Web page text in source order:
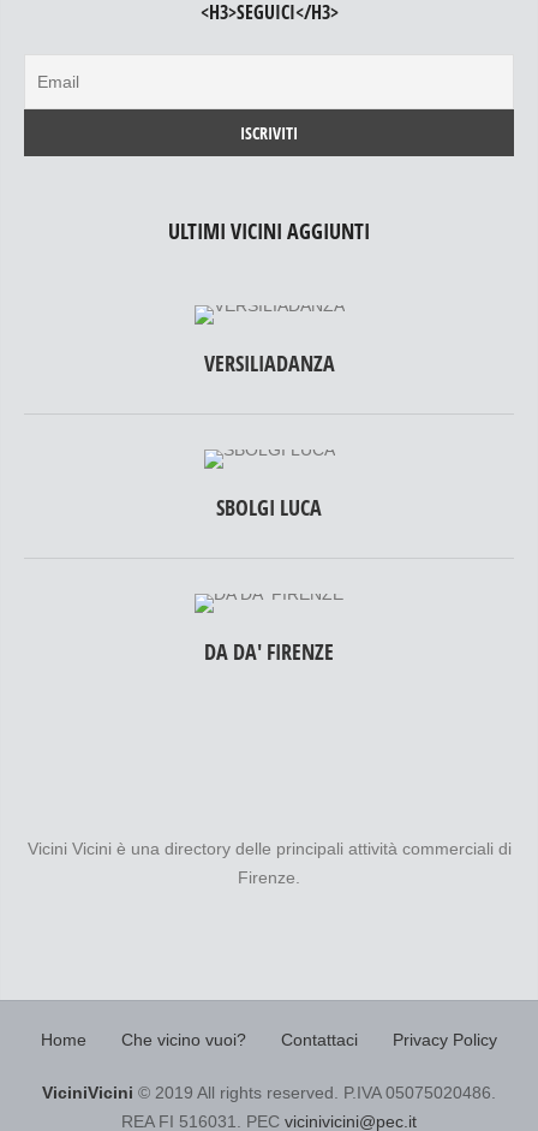
<H3>SEGUICI</H3>
ULTIMI VICINI AGGIUNTI
VERSILIADANZA
SBOLGI LUCA
DA DA' FIRENZE
Vicini Vicini è una directory delle principali attività commerciali di
Firenze.
Home Che vicino vuoi? Contattaci Privacy Policy
ViciniVicini © 2019 All rights reserved. P.IVA 05075020486.
REA FI 516031. PEC vicinivicini@pec.it